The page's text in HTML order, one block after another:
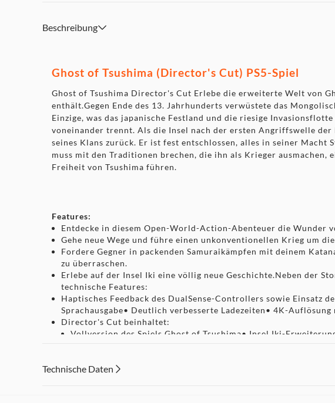
Beschreibung
Ghost of Tsushima (Director's Cut) PS5-Spiel
Ghost of Tsushima Director's Cut Erlebe die erweiterte Welt von
enthält.Gegen Ende des 13. Jahrhunderts verwüstete das
Einzige, was das japanische Festland und die riesige
voneinander trennt. Als die Insel nach der ersten Angriffswelle
seines Klans zurück. Er ist fest entschlossen, alles in seiner Macht
muss mit den Traditionen brechen, die ihn als Krieger ausmachen,
Freiheit von Tsushima führen.
Features:
Entdecke in diesem Open-World-Action-Abenteuer die Wunder
Gehe neue Wege und führe einen unkonventionellen Krieg um
Fordere Gegner in packenden Samuraikämpfen mit deinem
zu überraschen.
Erlebe auf der Insel Iki eine völlig neue Geschichte.Neben der
technische Features:
Haptisches Feedback des DualSense-Controllers sowie Einsatz
Sprachausgabe• Deutlich verbesserte Ladezeiten• 4K-
Director's Cut beinhaltet:
Vollversion des Spiels Ghost of Tsushima• Insel Iki-
Tsushima zu bekommen – und auf die wahren Begebenheiten,
Technische Daten